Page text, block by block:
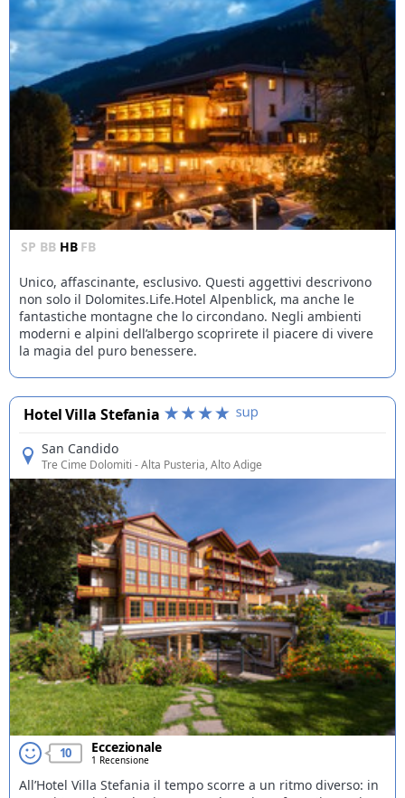
SP BB HB FB
Unico, affascinante, esclusivo. Questi aggettivi descrivono
non solo il Dolomites.Life.Hotel Alpenblick, ma anche le
fantastiche montagne che lo circondano. Negli ambienti
moderni e alpini dell’albergo scoprirete il piacere di vivere
la magia del puro benessere.
Hotel Villa Stefania
San Candido
Tre Cime Dolomiti - Alta Pusteria, Alto Adige
10 Eccezionale
1 Recensione
All’Hotel Villa Stefania il tempo scorre a un ritmo diverso: in